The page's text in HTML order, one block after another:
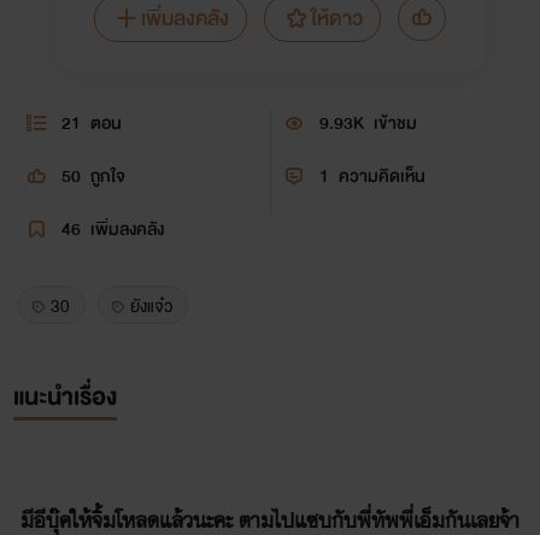
เพิ่มลงคลัง
ให้ดาว
21 ตอน 9.93K เข้าชม
50 ถูกใจ 1 ความคิดเห็น
46 เพิ่มลงคลัง
30 ยังแจ๋ว
แนะนำเรื่อง
มีอีบุ๊คให้จิ้มโหลดแล้วนะคะ ตามไปแซบกับพี่ทัพพี่เอ็มกันเลยจ้า